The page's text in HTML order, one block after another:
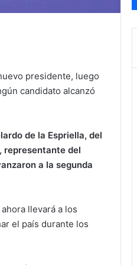
presidente, luego
candidato alcanzó
de la Espriella, del
representante del
a la segunda
llevará a los
el país durante los